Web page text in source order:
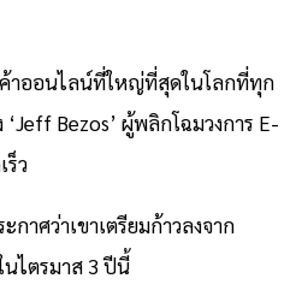
าออนไลน์ที่ใหญ่ที่สุดในโลกที่ทุก
Bezos’ ผู้พลิกโฉมวงการ E-
ร็ว
กาศว่าเขาเตรียมก้าวลงจาก
นไตรมาส 3 ปีนี้